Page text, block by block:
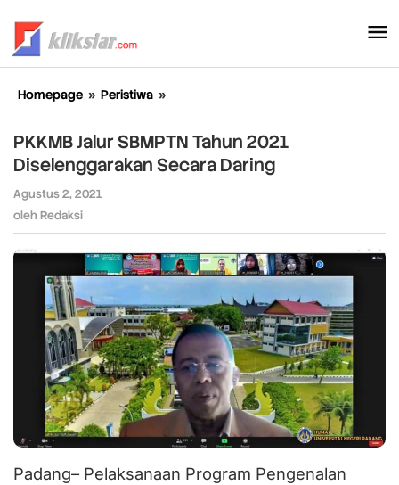
konten
Homepage » Peristiwa »
SBMPTN
Tahun
2021
PKKMB Jalur SBMPTN Tahun 2021
Diselenggarakan Secara Daring
Agustus 2, 2021
oleh Redaksi
Padang– Pelaksanaan Program Pengenalan